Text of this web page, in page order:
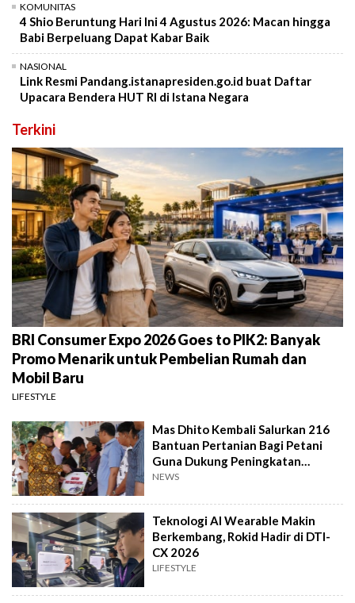
KOMUNITAS
4 Shio Beruntung Hari Ini 4 Agustus 2026: Macan hingga
Babi Berpeluang Dapat Kabar Baik
NASIONAL
Link Resmi Pandang.istanapresiden.go.id buat Daftar
Upacara Bendera HUT RI di Istana Negara
Terkini
BRI Consumer Expo 2026 Goes to PIK2: Banyak
Promo Menarik untuk Pembelian Rumah dan
Mobil Baru
LIFESTYLE
Mas Dhito Kembali Salurkan 216
Bantuan Pertanian Bagi Petani
Guna Dukung Peningkatan
Produksi
NEWS
Teknologi AI Wearable Makin
Berkembang, Rokid Hadir di DTI-
CX 2026
LIFESTYLE